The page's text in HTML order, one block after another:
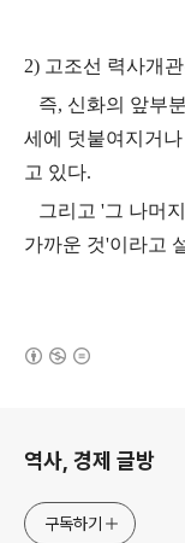
2) 고조선 력사개
즉, 신화의 앞부
세에 덧붙여지거
고 있다.
그리고 '그 나머
가까운 것'이라고
역사, 경제 글방
구독하기